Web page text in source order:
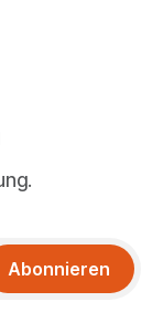
Abonnieren